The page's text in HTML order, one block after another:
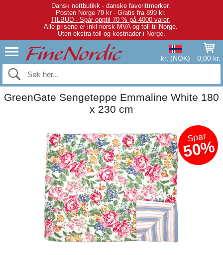
Dansk nettbutikk - danske favorittmerker.
Posten Norge 79 kr - Gratis fra 899 kr.
TILBUD - Spar opptil 70 % på 4000 varer.
Alle prisene er inkl norsk MVA og toll til Norge.
Uten ekstra toll og kostnader i Norge.
kr. (NOK) 0,00 kr.
GreenGate Sengeteppe Emmaline White 180
x 230 cm
Spar
50%